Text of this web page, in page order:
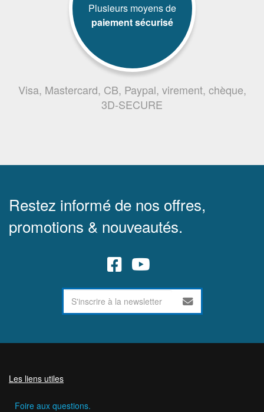
Plusieurs moyens de
paiement sécurisé
Visa, Mastercard, CB, Paypal, virement, chèque,
3D-SECURE
Restez informé de nos offres,
promotions & nouveautés.
Les liens utiles
Foire aux questions.